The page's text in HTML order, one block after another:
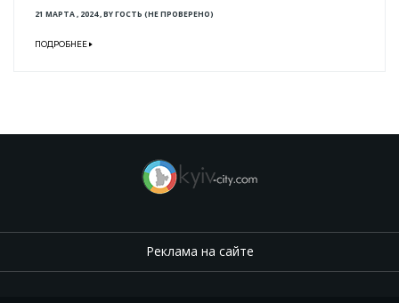
21 МАРТА , 2024,BYГОСТЬ (НЕ ПРОВЕРЕНО)
ПОДРОБНЕЕ
Реклама на сайте